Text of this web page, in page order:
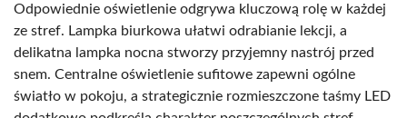
Odpowiednie oświetlenie odgrywa kluczową rolę w każdej
ze stref. Lampka biurkowa ułatwi odrabianie lekcji, a
delikatna lampka nocna stworzy przyjemny nastrój przed
snem. Centralne oświetlenie sufitowe zapewni ogólne
światło w pokoju, a strategicznie rozmieszczone taśmy LED